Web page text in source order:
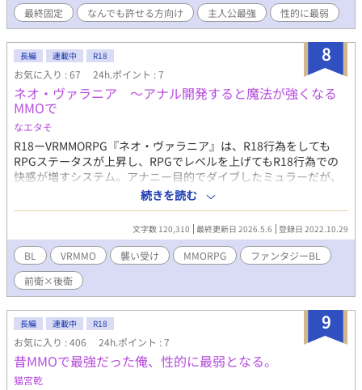
最終固定
なんでも許せる方向け 主人公最強 性的に最弱
8
長編 連載中 R18
お気に入り : 67 24h.ポイント : 7
ネオ・ヴァラニア 〜アナル開発すると魔法が強くなる
MMOで
なエタそ
R18ーVRMMORPG『ネオ・ヴァラニア』は、R18行為をしても
RPGステータスが上昇し、RPGでレベルを上げてもR18行為での
快感が増すシステム。アナニー目的でダイブしたミュラーだが、
戦闘好きのジルと出会い、一緒にRPG攻略をすることにな
り……？ ※前衛職の巨根童貞×後衛職の童貞アナニスト（軽度の
襲い受け） ※レベルが上がるにつれて、独占欲重めの誠実系絶倫
攻め×調教済み開発厨強ステ受けに
続きを読む
文字数 120,310 最終更新日 2026.5.6 登録日 2022.10.29
BL VRMMO 襲い受け MMORPG
ファンタジーBL
前衛×後衛
9
長編 連載中 R18
お気に入り : 406 24h.ポイント : 7
昔MMOで最強だった俺、性的に最弱となる。
猫宮乾